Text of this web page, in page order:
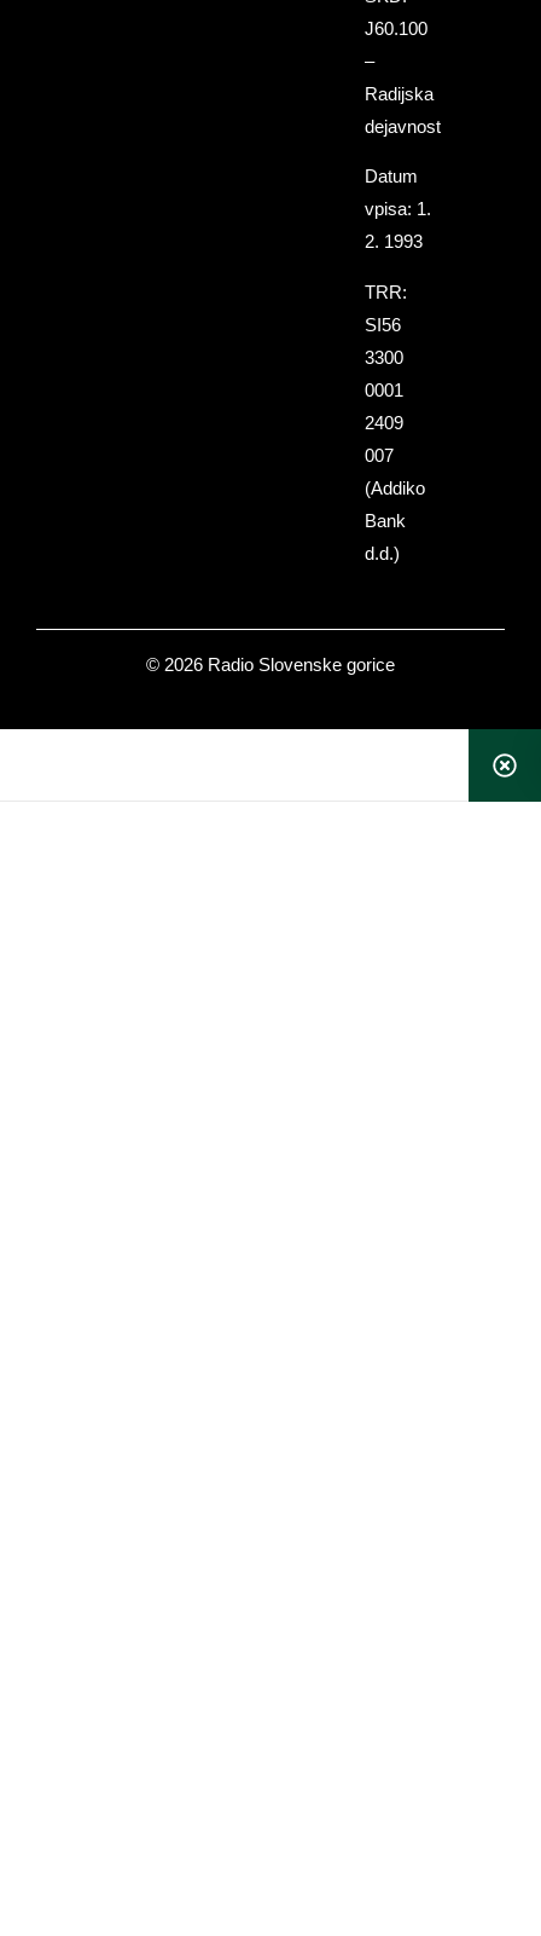
J60.100
–
Radijska
dejavnost
Datum
vpisa: 1.
2. 1993
TRR:
SI56
3300
0001
2409
007
(Addiko
Bank
d.d.)
© 2026 Radio Slovenske gorice